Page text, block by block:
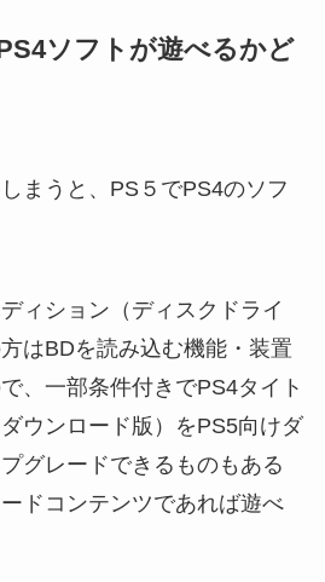
ソフトが遊べるかど
まうと、PS５でPS4のソフ
ィション（ディスクドライ
はBDを読み込む機能・装置
、一部条件付きでPS4タイト
ウンロード版）をPS5向けダ
グレードできるものもある
ドコンテンツであれば遊べ